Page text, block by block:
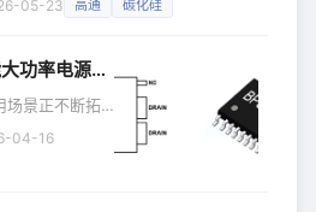
标准版，售价 23.35 万元。以及
GT** 适合长途旅行的跑车级
GT全称中文翻译是“伟大旅程”。汽
05-23 高通 碳化硅
单级高PF恒压电源解决方案
场景正不断拓
设备驱动到
高效率、高
04-16